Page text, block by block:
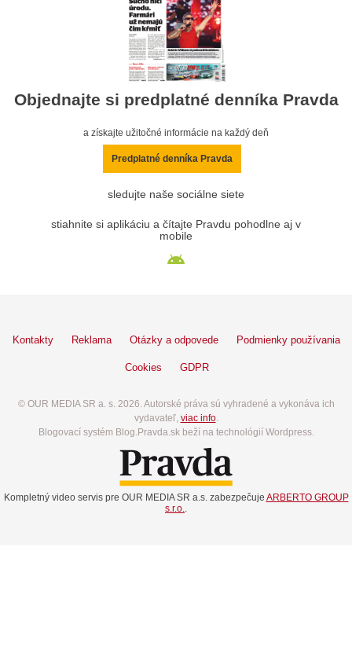
Objednajte si predplatné denníka Pravda
a získajte užitočné informácie na každý deň
Predplatné denníka Pravda
sledujte naše sociálne siete
stiahnite si aplikáciu a čítajte Pravdu pohodlne aj v
mobile
Kontakty Reklama Otázky a odpovede Podmienky používania
Cookies GDPR
© OUR MEDIA SR a. s. 2026. Autorské práva sú vyhradené a vykonáva ich
vydavateľ, viac info.
Blogovací systém Blog.Pravda.sk beží na technológií Wordpress.
Kompletný video servis pre OUR MEDIA SR a.s. zabezpečuje ARBERTO GROUP
s.r.o..